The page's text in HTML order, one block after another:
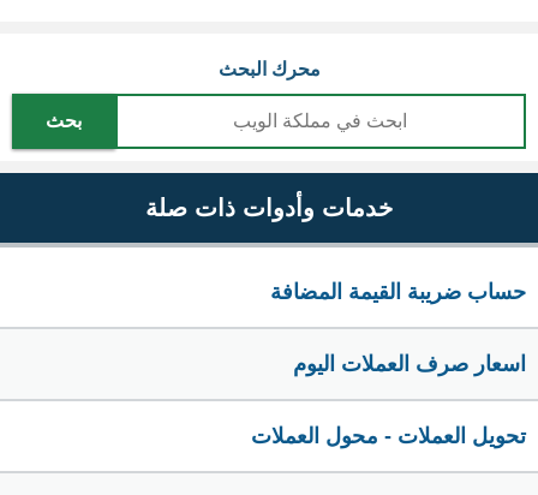
محرك البحث
بحث
خدمات وأدوات ذات صلة
حساب ضريبة القيمة المضافة
اسعار صرف العملات اليوم
تحويل العملات - محول العملات